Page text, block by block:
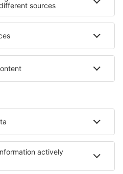
Hoteluri on Phi Phi Islands
in Castilia-La Mancha